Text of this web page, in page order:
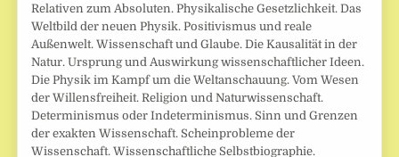
Relativen zum Absoluten. Physikalische Gesetzlichkeit. Das
Weltbild der neuen Physik. Positivismus und reale
Außenwelt. Wissenschaft und Glaube. Die Kausalität in der
Natur. Ursprung und Auswirkung wissenschaftlicher Ideen.
Die Physik im Kampf um die Weltanschauung. Vom Wesen
der Willensfreiheit. Religion und Naturwissenschaft.
Determinismus oder Indeterminismus. Sinn und Grenzen
der exakten Wissenschaft. Scheinprobleme der
Wissenschaft. Wissenschaftliche Selbstbiographie.